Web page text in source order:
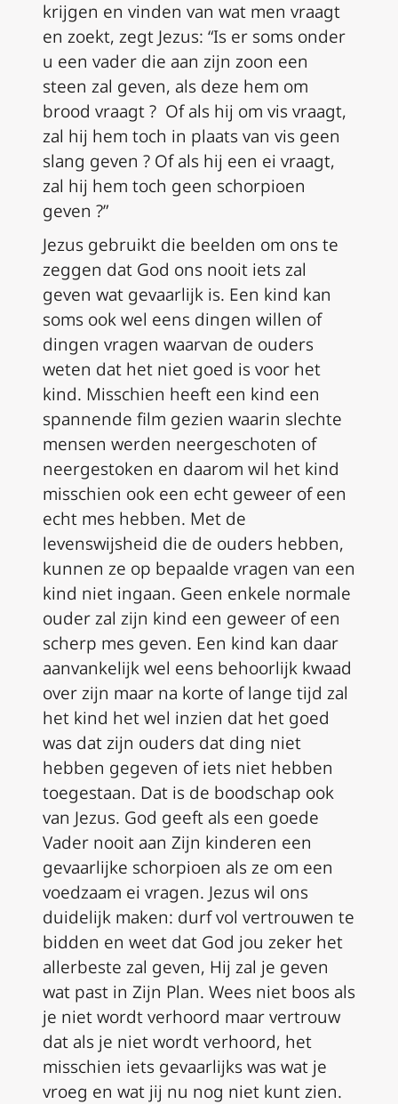
krijgen en vinden van wat men vraagt
en zoekt, zegt Jezus: “Is er soms onder
u een vader die aan zijn zoon een
steen zal geven, als deze hem om
brood vraagt ? Of als hij om vis vraagt,
zal hij hem toch in plaats van vis geen
slang geven ? Of als hij een ei vraagt,
zal hij hem toch geen schorpioen
geven ?”
Jezus gebruikt die beelden om ons te
zeggen dat God ons nooit iets zal
geven wat gevaarlijk is. Een kind kan
soms ook wel eens dingen willen of
dingen vragen waarvan de ouders
weten dat het niet goed is voor het
kind. Misschien heeft een kind een
spannende film gezien waarin slechte
mensen werden neergeschoten of
neergestoken en daarom wil het kind
misschien ook een echt geweer of een
echt mes hebben. Met de
levenswijsheid die de ouders hebben,
kunnen ze op bepaalde vragen van een
kind niet ingaan. Geen enkele normale
ouder zal zijn kind een geweer of een
scherp mes geven. Een kind kan daar
aanvankelijk wel eens behoorlijk kwaad
over zijn maar na korte of lange tijd zal
het kind het wel inzien dat het goed
was dat zijn ouders dat ding niet
hebben gegeven of iets niet hebben
toegestaan. Dat is de boodschap ook
van Jezus. God geeft als een goede
Vader nooit aan Zijn kinderen een
gevaarlijke schorpioen als ze om een
voedzaam ei vragen. Jezus wil ons
duidelijk maken: durf vol vertrouwen te
bidden en weet dat God jou zeker het
allerbeste zal geven, Hij zal je geven
wat past in Zijn Plan. Wees niet boos als
je niet wordt verhoord maar vertrouw
dat als je niet wordt verhoord, het
misschien iets gevaarlijks was wat je
vroeg en wat jij nu nog niet kunt zien.